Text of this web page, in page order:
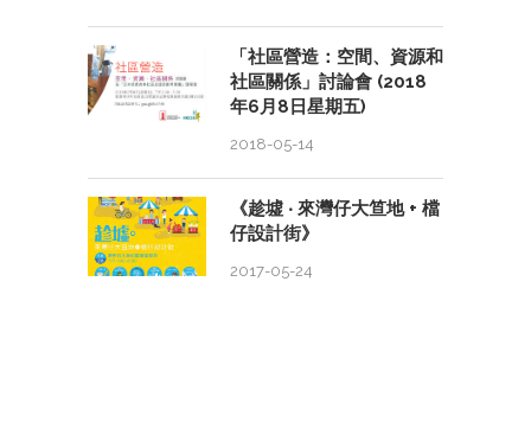
「社區營造：空間、資源和
社區關係」討論會 (2018
年6月8日星期五)
2018-05-14
《趁墟 ‧ 來灣仔大笪地 + 檔
仔設計街》
2017-05-24